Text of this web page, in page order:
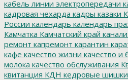
кабель линии электропередачи
кадровая чехарда кадры казаки
России календарь календарь
Камчатка Камчатский край
ремонт капремонт карантин
кафе качество жизни качество и
молока качество обслуживания
квитанция КДН кедровые шишки